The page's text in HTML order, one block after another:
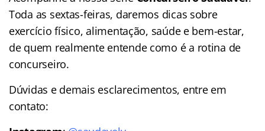
Toda as sextas-feiras, daremos dicas sobre
exercício físico, alimentação, saúde e bem-estar,
de quem realmente entende como é a rotina de
concurseiro.
Dúvidas e demais esclarecimentos, entre em
contato: